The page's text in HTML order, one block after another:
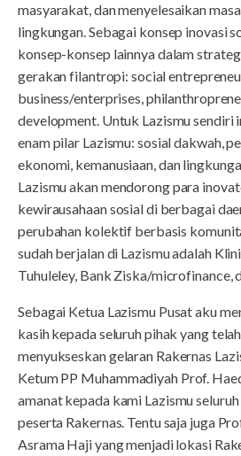
masyarakat, dan menyelesaikan
lingkungan. Sebagai konsep inovasi
konsep-konsep lainnya dalam
gerakan filantropi: social
business/enterprises,
development. Untuk Lazismu sendiri
enam pilar Lazismu: sosial dakwah,
ekonomi, kemanusiaan, dan
Lazismu akan mendorong para
kewirausahaan sosial di berbagai
perubahan kolektif berbasis
sudah berjalan di Lazismu adalah
Tuhuleley, Bank Ziska/microfinance,
Sebagai Ketua Lazismu Pusat aku
kasih kepada seluruh pihak yang
menyukseskan gelaran Rakernas
Ketum PP Muhammadiyah Prof.
amanat kepada kami Lazismu
peserta Rakernas. Tentu saja juga
Asrama Haji yang menjadi lokasi